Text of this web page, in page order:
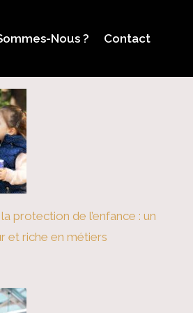
Nous ? Contact
protection de l’enfance : un
et riche en métiers